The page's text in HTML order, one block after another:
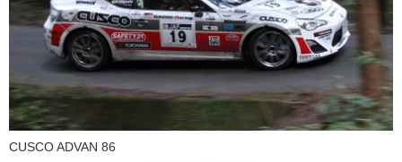
CUSCO ADVAN 86